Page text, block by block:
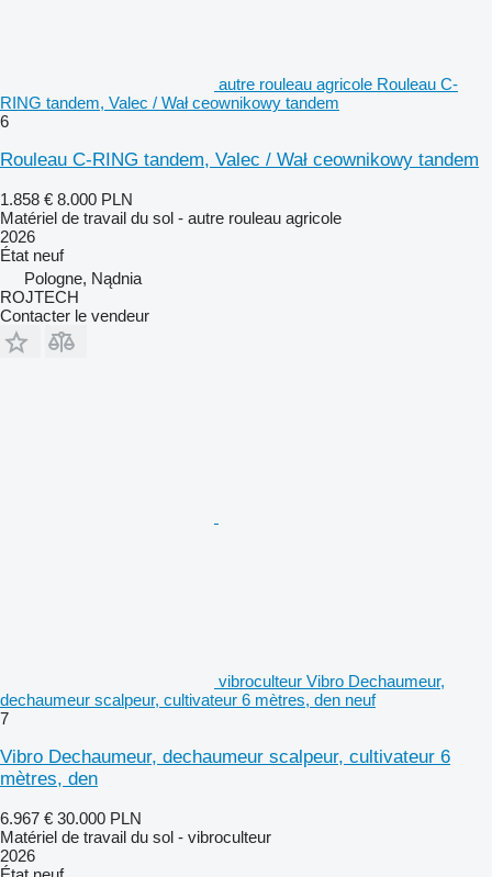
autre rouleau agricole Rouleau C-
RING tandem, Valec / Wał ceownikowy tandem
6
Rouleau C-RING tandem, Valec / Wał ceownikowy tandem
1.858 € 8.000 PLN
Matériel de travail du sol - autre rouleau agricole
2026
État neuf
Pologne, Nądnia
ROJTECH
Contacter le vendeur
vibroculteur Vibro Dechaumeur,
dechaumeur scalpeur, cultivateur 6 mètres, den neuf
7
Vibro Dechaumeur, dechaumeur scalpeur, cultivateur 6
mètres, den
6.967 € 30.000 PLN
Matériel de travail du sol - vibroculteur
2026